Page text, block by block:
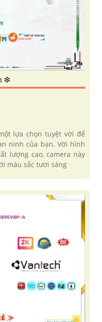
❇
lựa chọn tuyệt vời để
ninh của bạn. Với hình
lượng cao, camera này
màu sắc tươi sáng